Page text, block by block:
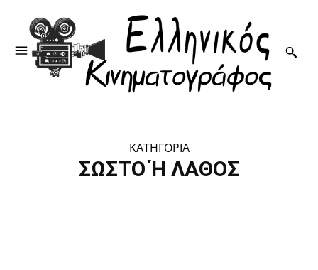
ΚΑΤΗΓΟΡΙΑ
ΣΩΣΤΌ Ή ΛΆΘΟΣ